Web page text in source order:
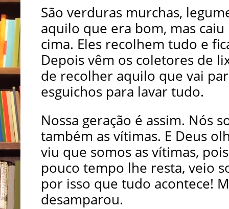
São verduras murchas,
aquilo que era bom, mas
cima. Eles recolhem tudo e
Depois vêm os coletores de
de recolher aquilo que vai
esguichos para lavar tudo.
Nossa geração é assim. Nós
também as vítimas. E Deus
viu que somos as vítimas,
pouco tempo lhe resta, veio
por isso que tudo acontece!
desamparou.